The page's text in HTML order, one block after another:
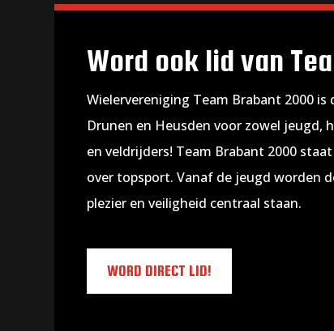
Word ook lid van
Wielervereniging Team Brabant 2000
Drunen en Heusden voor zowel jeugd,
en veldrijders! Team Brabant 2000
over topsport. Vanaf de jeugd worden
plezier en veiligheid centraal staan.
WORD DIRECT LID!